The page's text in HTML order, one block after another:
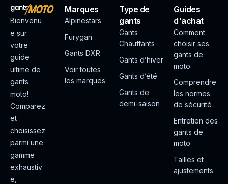
Bienvenu
e sur
votre
guide
ultime de
gants
moto!
Comparez
et
choisissez
parmi une
gamme
exhaustiv
e,
Marques
Alpinestars
Furygan
Gants DXR
Voir toutes
les marques
Type de
gants
Gants
Chauffants
Gants d’hiver
Gants d’été
Gants de
demi-saison
Guides
d'achat
Comment
choisir ses
gants de
moto
Comprendre
les normes
de sécurité
Entretien des
gants de
moto
Tailles et
ajustements